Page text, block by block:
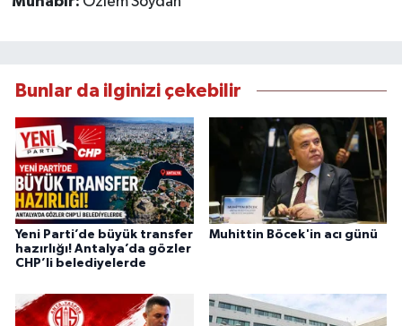
Bunlar da ilginizi çekebilir
Yeni Parti’de büyük transfer
hazırlığı! Antalya’da gözler
CHP’li belediyelerde
Muhittin Böcek'in acı günü